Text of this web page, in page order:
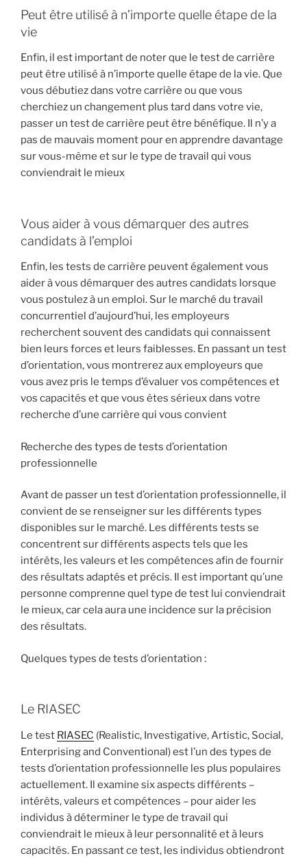
Peut être utilisé à n’importe quelle étape de la
vie
Enfin, il est important de noter que le test de carrière
peut être utilisé à n’importe quelle étape de la vie. Que
vous débutiez dans votre carrière ou que vous
cherchiez un changement plus tard dans votre vie,
passer un test de carrière peut être bénéfique. Il n’y a
pas de mauvais moment pour en apprendre davantage
sur vous-même et sur le type de travail qui vous
conviendrait le mieux
Vous aider à vous démarquer des autres
candidats à l’emploi
Enfin, les tests de carrière peuvent également vous
aider à vous démarquer des autres candidats lorsque
vous postulez à un emploi. Sur le marché du travail
concurrentiel d’aujourd’hui, les employeurs
recherchent souvent des candidats qui connaissent
bien leurs forces et leurs faiblesses. En passant un test
d’orientation, vous montrerez aux employeurs que
vous avez pris le temps d’évaluer vos compétences et
vos capacités et que vous êtes sérieux dans votre
recherche d’une carrière qui vous convient
Recherche des types de tests d’orientation
professionnelle
Avant de passer un test d’orientation professionnelle, il
convient de se renseigner sur les différents types
disponibles sur le marché. Les différents tests se
concentrent sur différents aspects tels que les
intérêts, les valeurs et les compétences afin de fournir
des résultats adaptés et précis. Il est important qu’une
personne comprenne quel type de test lui conviendrait
le mieux, car cela aura une incidence sur la précision
des résultats.
Quelques types de tests d’orientation :
Le RIASEC
Le test RIASEC (Realistic, Investigative, Artistic, Social,
Enterprising and Conventional) est l’un des types de
tests d’orientation professionnelle les plus populaires
actuellement. Il examine six aspects différents –
intérêts, valeurs et compétences – pour aider les
individus à déterminer le type de travail qui
conviendrait le mieux à leur personnalité et à leurs
capacités. En passant ce test, les individus obtiendront